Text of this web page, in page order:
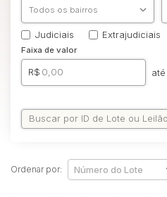
Comercial
Hotel
Imovel
Lote
Ponto Comercial
Prédio Comercial
Rural
Judiciais Extrajudiciais
Faixa de valor
R$ até
Ordenar por: